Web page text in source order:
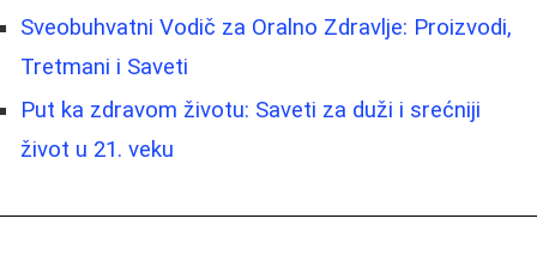
Sveobuhvatni Vodič za Oralno Zdravlje: Proizvodi,
Tretmani i Saveti
Put ka zdravom životu: Saveti za duži i srećniji
život u 21. veku